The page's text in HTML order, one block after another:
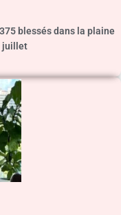
blessés dans la plaine
juillet